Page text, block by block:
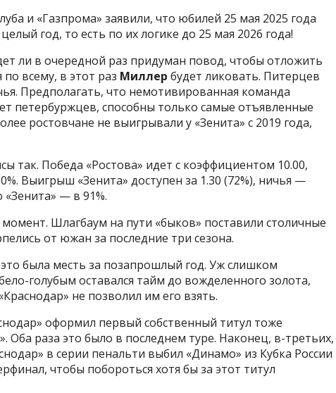
и «Газпрома» заявили, что юбилей 25 мая 2025 года
год, то есть по их логике до 25 мая 2026 года!
ли в очередной раз придуман повод, чтобы отложить
всему, в этот раз Миллер будет ликовать. Питерцев
Предполагать, что немотивированная команда
петербуржцев, способны только самые отъявленные
ростовчане не выигрывали у «Зенита» с 2019 года,
так. Победа «Ростова» идет с коэффициентом 10.00,
Выигрыш «Зенита» доступен за 1.30 (72%), ничья —
«Зенита» — в 91%.
Шлагбаум на пути «быков» поставили столичные
от южан за последние три сезона.
была месть за позапрошлый год. Уж слишком
голубым оставался тайм до вожделенного золота,
не позволил им его взять.
оформил первый собственный титул тоже
Оба раза это было в последнем туре. Наконец, в-третьих,
в серии пенальти выбил «Динамо» из Кубка России
чтобы побороться хотя бы за этот титул